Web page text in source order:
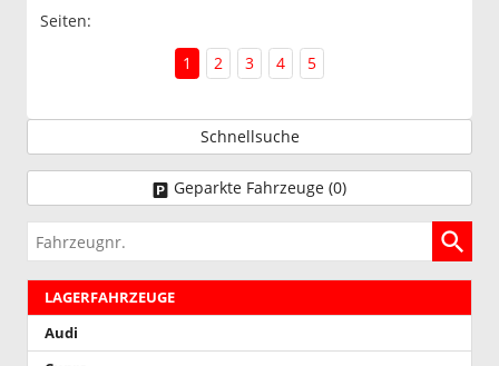
Seiten:
1
2 3 4 5
Schnellsuche
Geparkte Fahrzeuge (0)
Fahrzeugnr.
LAGERFAHRZEUGE
Audi